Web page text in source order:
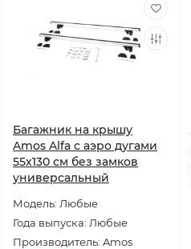
Багажник на крышу
Amos Alfa с аэро дугами
55х130 см без замков
универсальный
Модель: Любые
Года выпуска: Любые
Производитель: Amos